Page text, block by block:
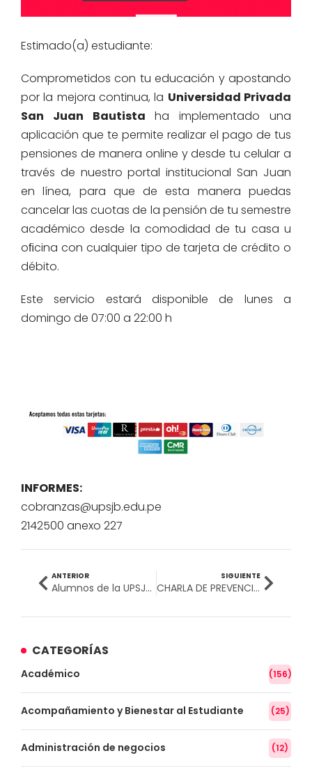
Estimado(a) estudiante:
Comprometidos con tu educación y apostando
por la mejora continua, la Universidad Privada
San Juan Bautista ha implementado una
aplicación que te permite realizar el pago de tus
pensiones de manera online y desde tu celular a
través de nuestro portal institucional San Juan
en línea, para que de esta manera puedas
cancelar las cuotas de la pensión de tu semestre
académico desde la comodidad de tu casa u
oﬁcina con cualquier tipo de tarjeta de crédito o
débito.
Este servicio estará disponible de lunes a
domingo de 07:00 a 22:00 h
INFORMES:
cobranzas@upsjb.edu.pe
2142500 anexo 227
ANTERIOR
Alumnos de la UPSJB realizan estudios en el extranjero para obtener una Doble titulación
SIGUIENTE
CHARLA DE PREVENCIÓN DEL CÁNCER DE MAMA
CATEGORÍAS
Académico (156)
Acompañamiento y Bienestar al Estudiante (25)
Administración de negocios (12)